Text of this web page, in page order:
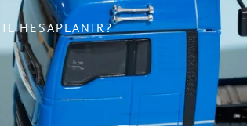
HESAPLANIR?